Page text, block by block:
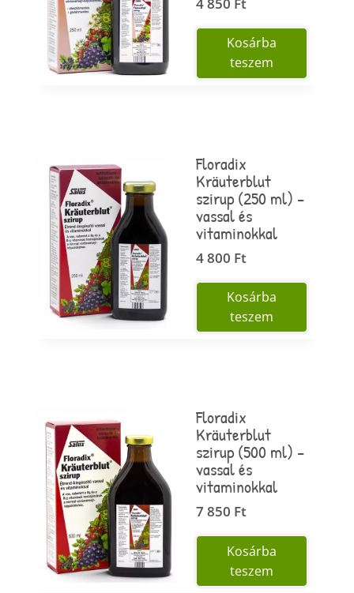
4 850 Ft
Kosárba
teszem
Floradix
Kräuterblut
szirup (250 ml) –
vassal és
vitaminokkal
4 800 Ft
Kosárba
teszem
Floradix
Kräuterblut
szirup (500 ml) –
vassal és
vitaminokkal
7 850 Ft
Kosárba
teszem